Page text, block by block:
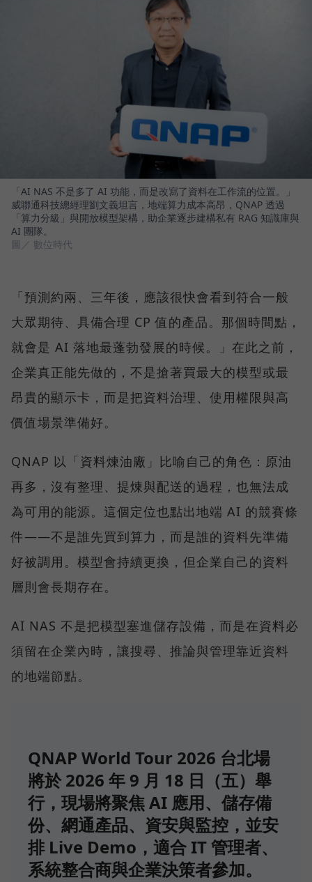
「AI NAS 不是多了 AI 功能，而是改寫了資料在工作流的位置。」
威聯通科技總經理劉文義坦言，地端算力成本高昂，QNAP 透過
「算力分級」與開放模型架構，助企業逐步建構私有 RAG 知識庫與
AI 團隊。
圖／ 數位時代
「預測約兩、三年後，應該很快會看到符合一般
大眾期待、具備合理 CP 值的產品。那個時間點，
就會是 AI 落地最蓬勃發展的時候。」在此之前，
企業真正能先做的，不是搶著買最大的模型或最
昂貴的顯示卡，而是把資料治理、使用權限與高
價值場景準備好。
QNAP 以「資料煉油廠」比喻自己的角色：原油
再多，沒有整理、提煉與配送的過程，也無法成
為可用的能源。這個定位也點出地端 AI 的競賽條
件——不是誰先買到算力，而是誰的資料先準備
好被調用。模型會持續更換，但企業自己的資料
層則會長期存在。
AI NAS 不是把模型塞進儲存設備，而是在資料必
須留在企業內時，讓搜尋、推論與管理靠近資料
的地端節點。
QNAP World Tour 2026 台北場
將於 2026 年 9 月 18 日（五）舉
行，現場將聚焦 AI 應用、儲存備
份、網通產品、資安與監控，並安
排 Live Demo，適合 IT 管理者、
系統整合商與企業決策者參加。